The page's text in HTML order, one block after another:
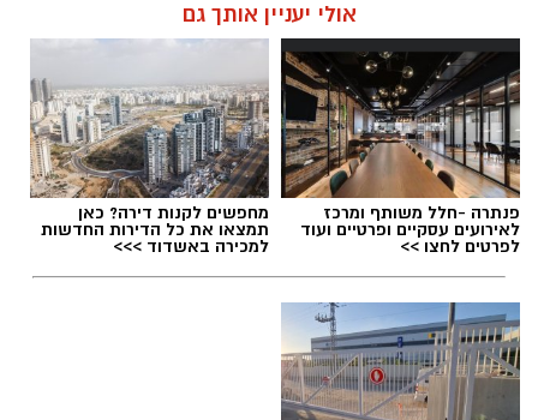
אולי יעניין אותך גם
פנתרה -חלל משותף ומרכז
לאירועים עסקיים ופרטיים ועוד
לפרטים לחצו >>
מחפשים לקנות דירה? כאן
תמצאו את כל הדירות החדשות
למכירה באשדוד >>>